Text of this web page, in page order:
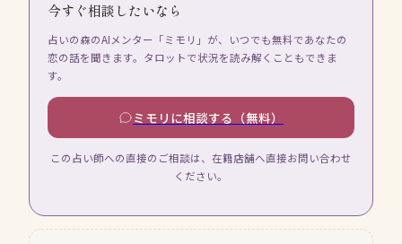
今すぐ相談したいなら
占いの森のAIメンター「ミモリ」が、いつでも無料であなたの
恋の話を聞きます。タロットで状況を読み解くこともできま
す。
ミモリに相談する（無料）
この占い師への直接のご相談は、在籍店舗へ直接お問い合わせ
ください。